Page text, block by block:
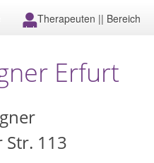
Therapeuten || Bereich
Erfurt
Str. 113